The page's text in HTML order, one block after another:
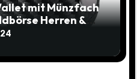
mit Münzfach
Herren &
– Mini
Herren
(Schwarz) für